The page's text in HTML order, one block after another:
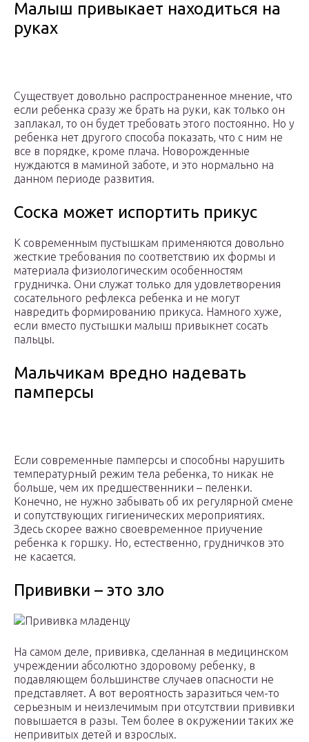
Малыш привыкает находиться на
руках
Существует довольно распространенное мнение, что
если ребенка сразу же брать на руки, как только он
заплакал, то он будет требовать этого постоянно. Но у
ребенка нет другого способа показать, что с ним не
все в порядке, кроме плача. Новорожденные
нуждаются в маминой заботе, и это нормально на
данном периоде развития.
Соска может испортить прикус
К современным пустышкам применяются довольно
жесткие требования по соответствию их формы и
материала физиологическим особенностям
грудничка. Они служат только для удовлетворения
сосательного рефлекса ребенка и не могут
навредить формированию прикуса. Намного хуже,
если вместо пустышки малыш привыкнет сосать
пальцы.
Мальчикам вредно надевать
памперсы
Если современные памперсы и способны нарушить
температурный режим тела ребенка, то никак не
больше, чем их предшественники – пеленки.
Конечно, не нужно забывать об их регулярной смене
и сопутствующих гигиенических мероприятиях.
Здесь скорее важно своевременное приучение
ребенка к горшку. Но, естественно, грудничков это
не касается.
Прививки – это зло
На самом деле, прививка, сделанная в медицинском
учреждении абсолютно здоровому ребенку, в
подавляющем большинстве случаев опасности не
представляет. А вот вероятность заразиться чем-то
серьезным и неизлечимым при отсутствии прививки
повышается в разы. Тем более в окружении таких же
непривитых детей и взрослых.